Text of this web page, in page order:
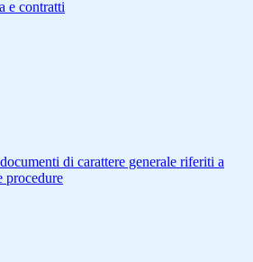
e contratti
di carattere generale riferiti a
procedure